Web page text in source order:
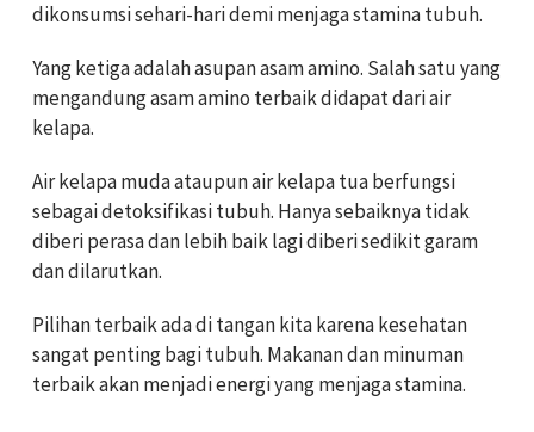
dikonsumsi sehari-hari demi menjaga stamina tubuh.
Yang ketiga adalah asupan asam amino. Salah satu yang
mengandung asam amino terbaik didapat dari air
kelapa.
Air kelapa muda ataupun air kelapa tua berfungsi
sebagai detoksifikasi tubuh. Hanya sebaiknya tidak
diberi perasa dan lebih baik lagi diberi sedikit garam
dan dilarutkan.
Pilihan terbaik ada di tangan kita karena kesehatan
sangat penting bagi tubuh. Makanan dan minuman
terbaik akan menjadi energi yang menjaga stamina.